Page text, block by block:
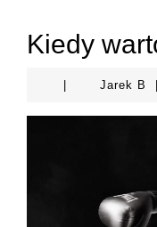
Kiedy
Jarek B